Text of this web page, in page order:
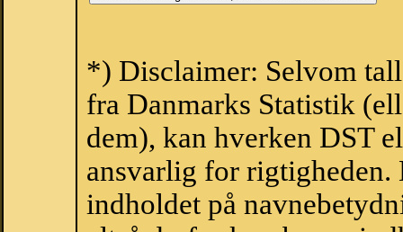
*) Disclaimer: Selvom
fra Danmarks Statistik
dem), kan hverken DST
ansvarlig for
indholdet på